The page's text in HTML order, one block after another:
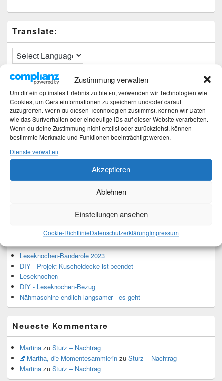
Zustimmung verwalten
Um dir ein optimales Erlebnis zu bieten, verwenden wir Technologien wie
Cookies, um Geräteinformationen zu speichern und/oder darauf
zuzugreifen. Wenn du diesen Technologien zustimmst, können wir Daten
wie das Surfverhalten oder eindeutige IDs auf dieser Website verarbeiten.
Wenn du deine Zustimmung nicht erteilst oder zurückziehst, können
bestimmte Merkmale und Funktionen beeinträchtigt werden.
Dienste verwalten
Akzeptieren
Ablehnen
Einstellungen ansehen
Cookie-RichtlinieDatenschutzerklärungImpressum
Translate:
Neueste Beiträge
Hochzeitstage und ihre Bedeutung
Sturz – Nachtrag
Sturz mit Folgen
Gibt es was Neues?
Älter werden
Kategorien
Top-Beiträge und Top-Seiten
Leseknochen-Banderole 2023
DIY - Projekt Kuscheldecke ist beendet
Leseknochen
DIY - Leseknochen-Bezug
Nähmaschine endlich langsamer - es geht
Neueste Kommentare
Martina zu Sturz – Nachtrag
Martha, die Momentesammlerinzu Sturz – Nachtrag
Martina zu Sturz – Nachtrag